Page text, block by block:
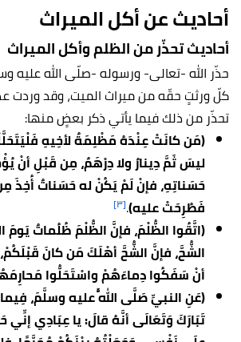
أحاديث عن أكل الميراث
أحاديث تحذّر من الظلم وأكل الميراث
حذّر الله -تعالى- ورسوله -صلّى الله عليه
كلّ ورثتٍ حقّه من ميراث الميت، وقد وردت
تحذّر من ذلك فيما يأتي ذكر بعضٍ منها:
(مَن كانَتْ عِنْدَهُ مَظْلِمَةٌ لأخِيهِ
ليسَ ثَمَّ دِينارٌ ولا دِرْهَمٌ، مِن قَبْلِ أنْ
حَسَناتِهِ، فإنْ لَمْ يَكُنْ له حَسَناتٌ أُخِذَ
فَطُرِحَتْ عليه).[٣]
(اتَّقُوا الظُّلْمَ، فإنَّ الظُّلْمَ ظُلُماتٌ يَومَ
الشُّحَّ، فإنَّ الشُّحَّ أهْلَكَ مَن كانَ
أنْ سَفَكُوا دِماءَهُمْ واسْتَحَلُّوا
(عَنِ النبيِّ صَلَّى اللَّهُ عليه وسلَّمَ،
تَبَارَكَ وَتَعَالَى أنَّهُ قالَ: يا عِبَادِي